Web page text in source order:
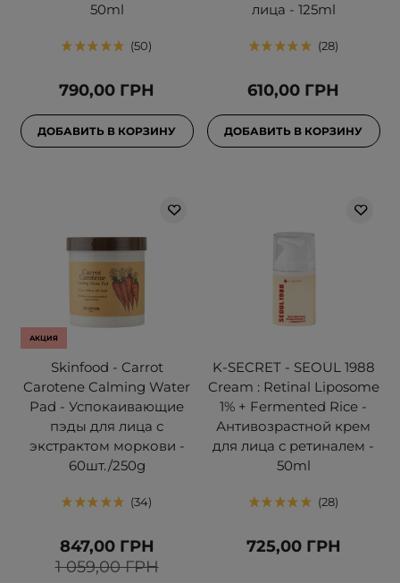
50ml
50
790,00 ГРН
ДОБАВИТЬ В КОРЗИНУ
лица - 125ml
28
610,00 ГРН
ДОБАВИТЬ В КОРЗИНУ
АКЦИЯ
Skinfood - Carrot
Carotene Calming Water
Pad - Успокаивающие
пэды для лица с
экстрактом моркови -
60шт./250g
34
1 059,00 ГРН
847,00 ГРН
K-SECRET - SEOUL 1988
Cream : Retinal Liposome
1% + Fermented Rice -
Антивозрастной крем
для лица с ретиналем -
50ml
28
725,00 ГРН